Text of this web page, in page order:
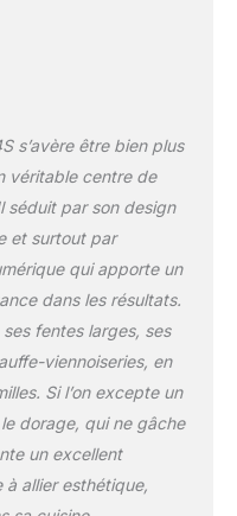
s’avère être bien plus
véritable centre de
séduit par son design
et surtout par
qui apporte un
dans les résultats.
fentes larges, ses
viennoiseries, en
Si l’on excepte un
dorage, qui ne gâche
un excellent
allier esthétique,